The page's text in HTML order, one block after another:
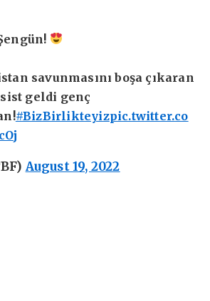
savunmasını boşa çıkaran
geldi genç
#BizBirlikteyizpic.twitter.co
August 19, 2022